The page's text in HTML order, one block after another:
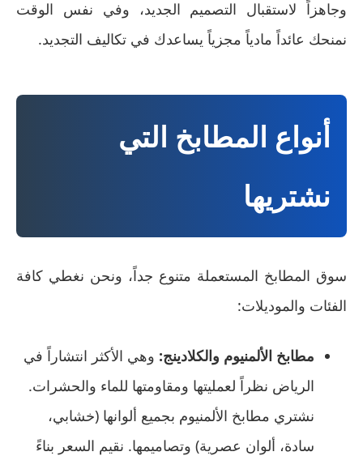
وجاهزاً لاستقبال التصميم الجديد، وفي نفس الوقت
نمنحك عائداً مادياً مجزياً يساعدك في تكاليف التجديد.
أنواع المطابخ التي
نشتريها
سوق المطابخ المستعملة متنوع جداً، ونحن نغطي كافة
الفئات والموديلات:
مطابخ الألمنيوم والكلادينج: وهي الأكثر انتشاراً في
الرياض نظراً لعمليتها ومقاومتها للماء والحشرات.
نشتري مطابخ الألمنيوم بجميع ألوانها (خشابي،
سادة، ألوان عصرية) وتصاميمها. نقيم السعر بناءً